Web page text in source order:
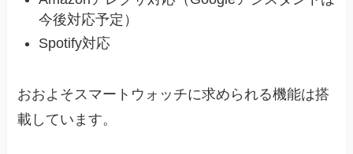
今後対応予定）
Spotify対応
おおよそスマートウォッチに求められる機能は搭
載しています。